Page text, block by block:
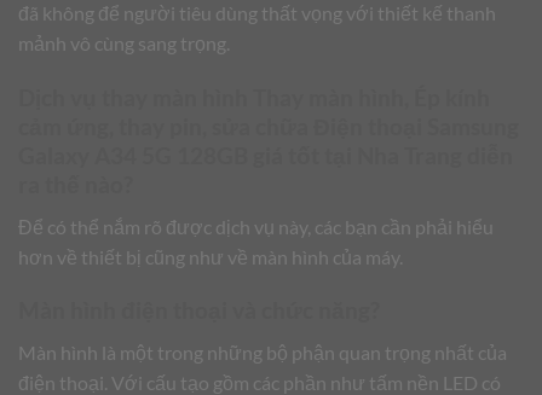
đã không để người tiêu dùng thất vọng với thiết kế thanh
mảnh vô cùng sang trọng.
Để có thể nắm rõ được dịch vụ này, các bạn cần phải hiểu
hơn về thiết bị cũng như về màn hình của máy.
Màn hình là một trong những bộ phận quan trọng nhất của
điện thoại. Với cấu tạo gồm các phần như tấm nền LED có